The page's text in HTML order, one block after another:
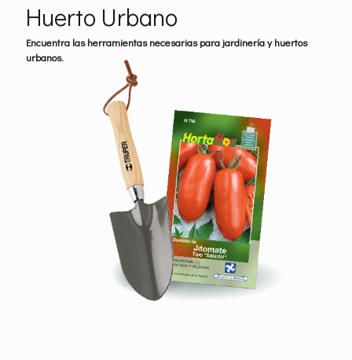
Huerto Urbano
Encuentra las herramientas necesarias para jardinería y huertos
urbanos.